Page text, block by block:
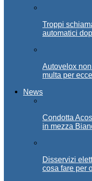
Troppi
automatici
Autovelox
multa per
News
Condotta
in mezza
Disservizi
cosa fare per